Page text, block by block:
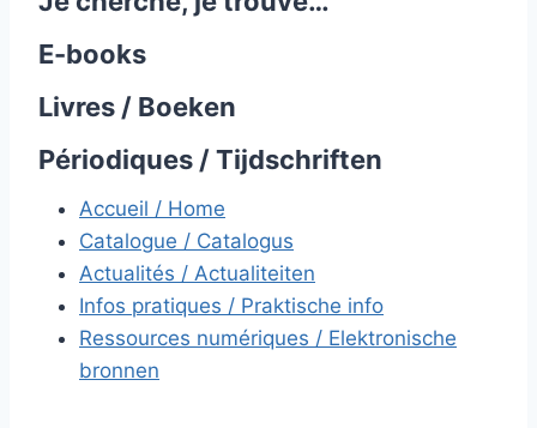
E-books
Livres / Boeken
Périodiques / Tijdschriften
Accueil / Home
Catalogue / Catalogus
Actualités / Actualiteiten
Infos pratiques / Praktische info
Ressources numériques / Elektronische
bronnen